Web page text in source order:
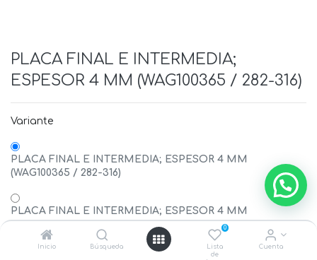
Inicio Búsqueda
0
Lista
de
Cuenta
PLACA FINAL E INTERMEDIA;
ESPESOR 4 MM (WAG100365 / 282-316)
Variante
PLACA FINAL E INTERMEDIA; ESPESOR 4 MM
(WAG100365 / 282-316)
PLACA FINAL E INTERMEDIA; ESPESOR 4 MM
(WAG100377 / 283-316)